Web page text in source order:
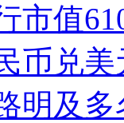
市值
币兑
明及